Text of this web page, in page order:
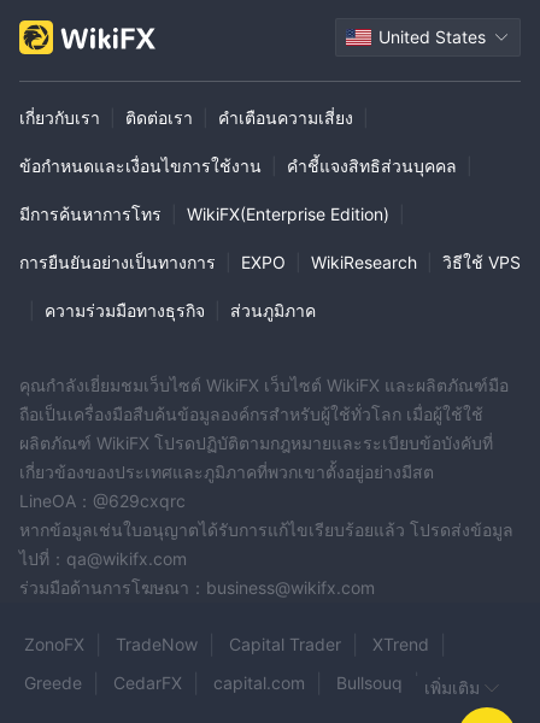
United States
เกี่ยวกับเรา ติดต่อเรา คำเตือนความเสี่ยง
ข้อกำหนดและเงื่อนไขการใช้งาน คำชี้แจงสิทธิส่วนบุคคล
มีการค้นหาการโทร WikiFX(Enterprise Edition)
การยืนยันอย่างเป็นทางการ EXPO WikiResearch วิธีใช้ VPS
ความร่วมมือทางธุรกิจ ส่วนภูมิภาค
คุณกำลังเยี่ยมชมเว็บไซต์ WikiFX เว็บไซต์ WikiFX และผลิตภัณฑ์มือ
ถือเป็นเครื่องมือสืบค้นข้อมูลองค์กรสำหรับผู้ใช้ทั่วโลก เมื่อผู้ใช้ใช้
ผลิตภัณฑ์ WikiFX โปรดปฏิบัติตามกฎหมายและระเบียบข้อบังคับที่
เกี่ยวข้องของประเทศและภูมิภาคที่พวกเขาตั้งอยู่อย่างมีสต
LineOA：@629cxqrc
หากข้อมูลเช่นใบอนุญาตได้รับการแก้ไขเรียบร้อยแล้ว โปรดส่งข้อมูล
ไปที่：qa@wikifx.com
ร่วมมือด้านการโฆษณา：business@wikifx.com
ZonoFX TradeNow Capital Trader
XTrend
Greede
CedarFX capital.com
Bullsouq
เพิ่มเติม